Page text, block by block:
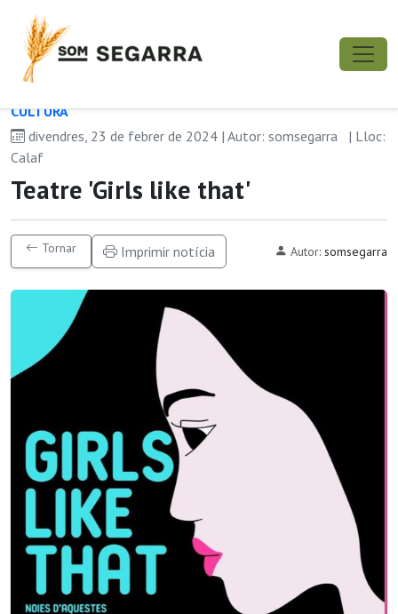
CULTURA
divendres, 23 de febrer de 2024 | Autor: somsegarra
| Lloc:
Calaf
Teatre 'Girls like that'
Tornar Imprimir notícia Autor: somsegarra